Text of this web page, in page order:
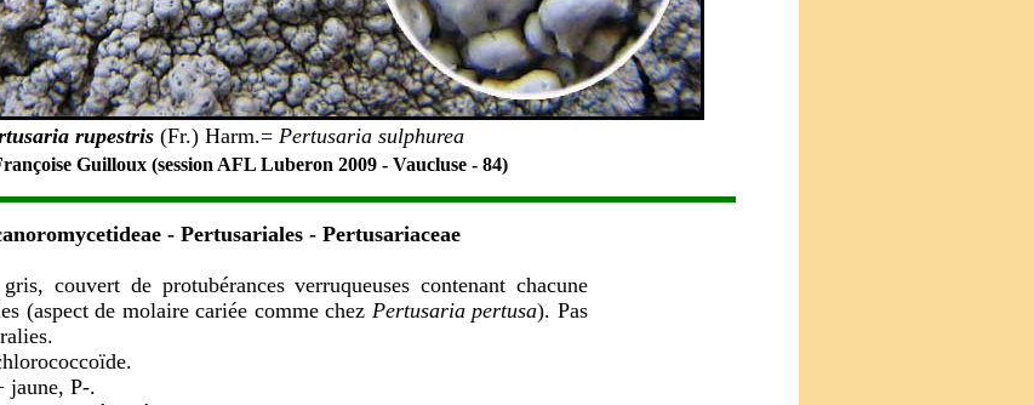
rupestris (Fr.) Harm.= Pertusaria sulphurea
Guilloux (session AFL Luberon 2009 - Vaucluse - 84)
- Pertusariales - Pertusariaceae
couvert de protubérances verruqueuses contenant chacune
(aspect de molaire cariée comme chez Pertusaria pertusa). Pas
jaune, P-.